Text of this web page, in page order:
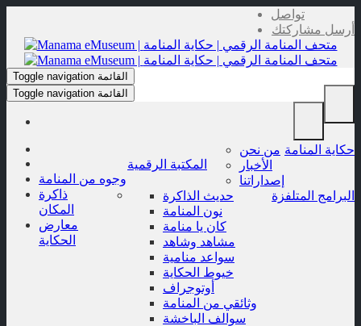
content
تواصل
أرسل مشاركتك
Toggle navigation القائمة
Toggle navigation القائمة
حكاية المنامة من نحن
الأخبار
إصداراتنا
المكتبة الرقمية
البرامج المتلفزة
حديث الذاكرة
نون المنامة
كان يا منامة
مشاهد وشاهد
سواعد منامية
خيوط الحكاية
أوتوجراف
وثائقي من المنامة
سوالف الباخشة
وجوه من المنامة
ذاكرة
المكان
معارض
الحكاية